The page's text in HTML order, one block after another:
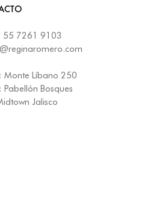
55 7261 9103
Monte Líbano 250
Pabellón Bosques
Jalisco